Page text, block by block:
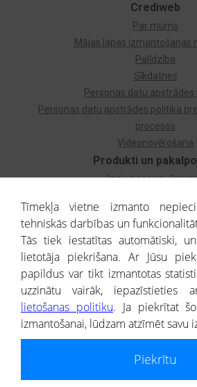
Produkti un
Izziņa par
Dzimtas koks
Uzņēmumu atlase
Monitorings
Kredītizziņa par ārvalstu
Crediweb
Par mums
Mājas lapas izmantošanas
Palīdzība
Sīkdatnes
Personas datu apstrādes
Personas datu apstrādes politika
procesos
Videonovērošana
® CREDITREFORM Latvija
SIA
Portāla ietvaros saņemtajai informācijai ir
Tīmekļa vietne izmanto
tehniskās darbības un
Tās tiek iestatītas automātiski,
lietotāja piekrišana. Ar Jūsu
papildus var tikt izmantotas
uzzinātu vairāk, iepazīstieties
lietošanas politiku. Ja piekrītat
izmantošanai, lūdzam atzīmēt savu
Piekrītu